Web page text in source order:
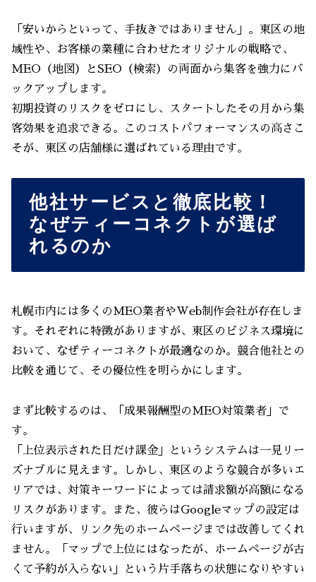
「安いからといって、手抜きではありません」。東区の地
域性や、お客様の業種に合わせたオリジナルの戦略で、
MEO（地図）とSEO（検索）の両面から集客を強力にバ
ックアップします。
初期投資のリスクをゼロにし、スタートしたその月から集
客効果を追求できる。このコストパフォーマンスの高さこ
そが、東区の店舗様に選ばれている理由です。
他社サービスと徹底比較！
なぜティーコネクトが選ば
れるのか
札幌市内には多くのMEO業者やWeb制作会社が存在しま
す。それぞれに特徴がありますが、東区のビジネス環境に
おいて、なぜティーコネクトが最適なのか。競合他社との
比較を通じて、その優位性を明らかにします。
まず比較するのは、「成果報酬型のMEO対策業者」で
す。
「上位表示された日だけ課金」というシステムは一見リー
ズナブルに見えます。しかし、東区のような競合が多いエ
リアでは、対策キーワードによっては請求額が高額になる
リスクがあります。また、彼らはGoogleマップの設定は
行いますが、リンク先のホームページまでは改善してくれ
ません。「マップで上位にはなったが、ホームページが古
くて予約が入らない」という片手落ちの状態になりやすい